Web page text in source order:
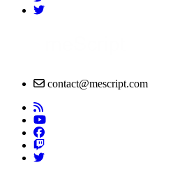
contact@mescript.com